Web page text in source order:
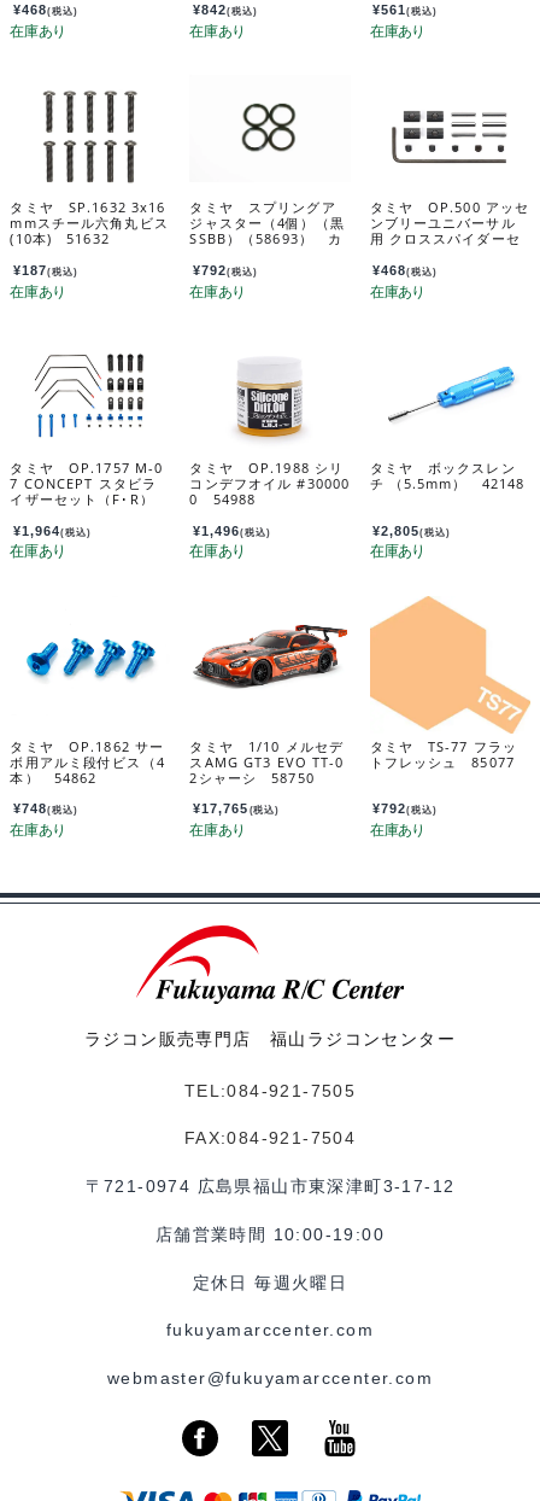
¥468(税込) ¥842(税込) ¥561(税込)
タミヤ SP.1632 3x16
mmスチール六角丸ビス
(10本) 51632
¥187(税込)
タミヤ スプリングア
ジャスター（4個）（黒
SSBB）（58693） カ
ツ 19803331-000
¥792(税込)
タミヤ OP.500 アッセ
ンブリーユニバーサル
用 クロススパイダーセ
¥468(税込)
タミヤ OP.1757 M-0
7 CONCEPT スタビラ
イザーセット（F･R）
¥1,964(税込)
タミヤ OP.1988 シリ
コンデフオイル #30000
0 54988
¥1,496(税込)
タミヤ ボックスレン
チ （5.5mm） 42148
¥2,805(税込)
タミヤ OP.1862 サー
ボ用アルミ段付ビス（4
本） 54862
¥748(税込)
タミヤ 1/10 メルセデ
スAMG GT3 EVO TT-0
2シャーシ 58750
¥17,765 (税込)
タミヤ TS-77 フラッ
トフレッシュ 85077
¥792(税込)
ラジコン販売専門店 福山ラジコンセンター
TEL:084-921-7505
FAX:084-921-7504
〒721-0974 広島県福山市東深津町3-17-12
店舗営業時間 10:00-19:00
定休日 毎週火曜日
fukuyamarccenter.com
webmaster@fukuyamarccenter.com